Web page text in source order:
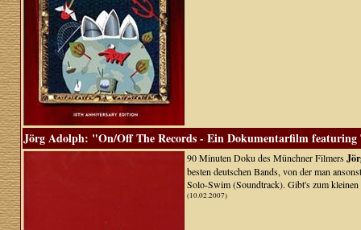
Jörg Adolph: "On/Off The Records - Ein Dokumentarfilm featuring
90 Minuten Doku des Münchner Filmers
besten deutschen Bands, von der man
Solo-Swim (Soundtrack). Gibt's zum
(10.02.2007)